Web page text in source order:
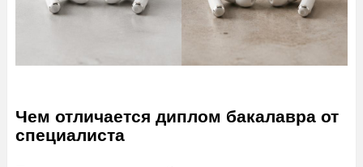
Чем отличается диплом бакалавра от
специалиста